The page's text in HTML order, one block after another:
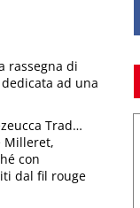
rassegna di
ad una
Trad…
Milleret,
con
dal fil rouge